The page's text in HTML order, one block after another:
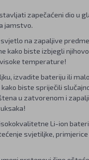
zapečaćeni dio u
jamstvo.
na zapaljive
kako biste izbjegli
temperature!
izvadite bateriju ili
biste spriječili
u zatvorenom i
Li-ion
svjetiljke,